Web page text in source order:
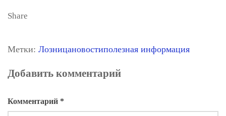
Share
Метки: Лозницановостиполезная информация
Добавить комментарий
Комментарий *